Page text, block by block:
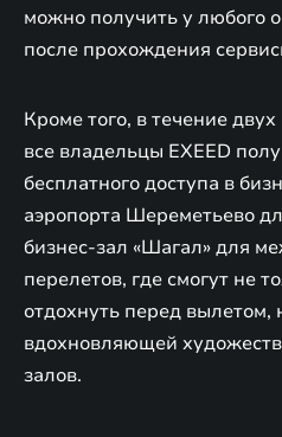
можно получить у любого
после прохождения
Кроме того, в течение
все владельцы EXEED
бесплатного доступа в
аэропорта Шереметьево
бизнес-зал «Шагал» для
перелетов, где смогут не
отдохнуть перед вылетом,
вдохновляющей
залов.